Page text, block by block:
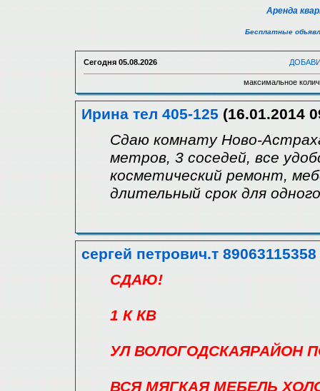
Аренда
Бесплатные
Сегодня 05.08.2026
максимальное
Ирина тел 405-125 (16.01.2014
Сдаю комнату Ново-
метров, 3 соседей, все
косметический ремонт,
длительный срок для
сергей петрович.т 89063115358
СДАЮ!
1 К КВ
УЛ ВОЛОГОДСКАЯРАЙОН
ВСЯ МЯГКАЯ МЕБЕЛЬ